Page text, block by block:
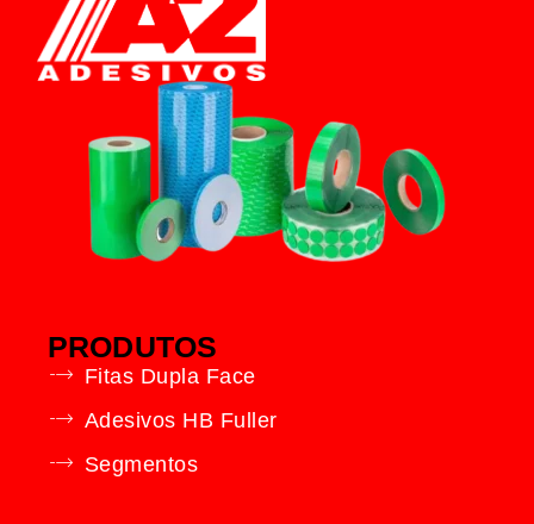
PRODUTOS
Fitas Dupla Face
Adesivos HB Fuller
Segmentos